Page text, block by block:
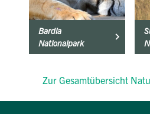
Bardia
Nationalpark
Zur Gesamtübersicht